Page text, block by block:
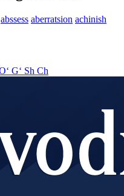
abssess aberratsion achinish
G‘ Sh Ch